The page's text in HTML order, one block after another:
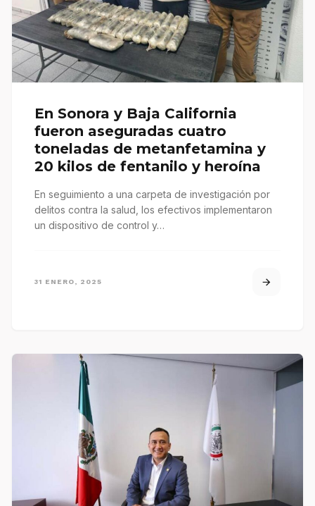
En Sonora y Baja California
fueron aseguradas cuatro
toneladas de metanfetamina y
20 kilos de fentanilo y heroína
En seguimiento a una carpeta de investigación por
delitos contra la salud, los efectivos implementaron
un dispositivo de control y…
31 ENERO, 2025